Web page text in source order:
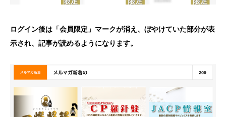
ログイン後は「会員限定」マークが消え、ぼやけていた部分が表
示され、記事が読めるようになります。